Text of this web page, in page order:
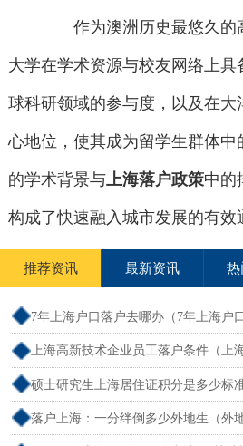
作为澳洲历史最悠久的
大学在学术资源与校友网络上具
球科研领域的参与度，以及在
心地位，使其成为留学生群体
的学术背景与上海落户政策中的
构成了快速融入城市发展的有效
推荐资讯 最新资讯 热
7年上海户口落户去哪办（7年上海户
上海高新技术企业员工落户条件（上
户）
硕士研究生上海居住证积分是多少标
积分）
落户上海：一分绊倒多少外地生（外